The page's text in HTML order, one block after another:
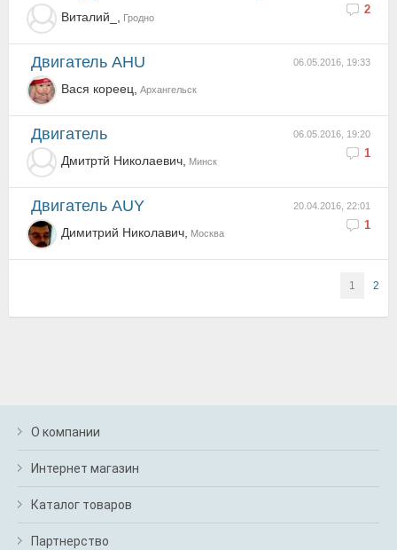
2
Виталий_, Гродно
06.05.2016, 19:33
двигатель AHU
Вася кореец, Архангельск
06.05.2016, 19:20
1
Двигатель
Дмитртй Николаевич, Минск
20.04.2016, 22:01
1
Двигатель AUY
Димитрий Николавич, Москва
1 2
О компании
Интернет магазин
Каталог товаров
Партнерство